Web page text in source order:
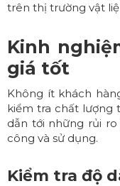
trên thị trường vật
Kinh
giá tốt
Không ít khách
kiểm tra chất lượng
dẫn tới những rủi
công và sử dụng.
Kiểm tra độ